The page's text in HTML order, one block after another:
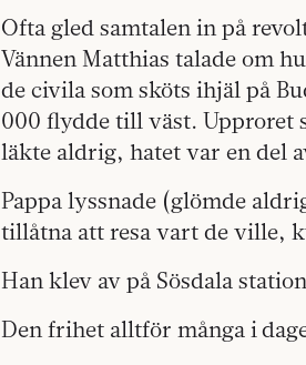
Ofta gled samtalen in på
Vännen Matthias talade om
de civila som sköts ihjäl på
000 flydde till väst. Upproret
läkte aldrig, hatet var en del
Pappa lyssnade (glömde
tillåtna att resa vart de ville,
Han klev av på Sösdala
Den frihet alltför många i